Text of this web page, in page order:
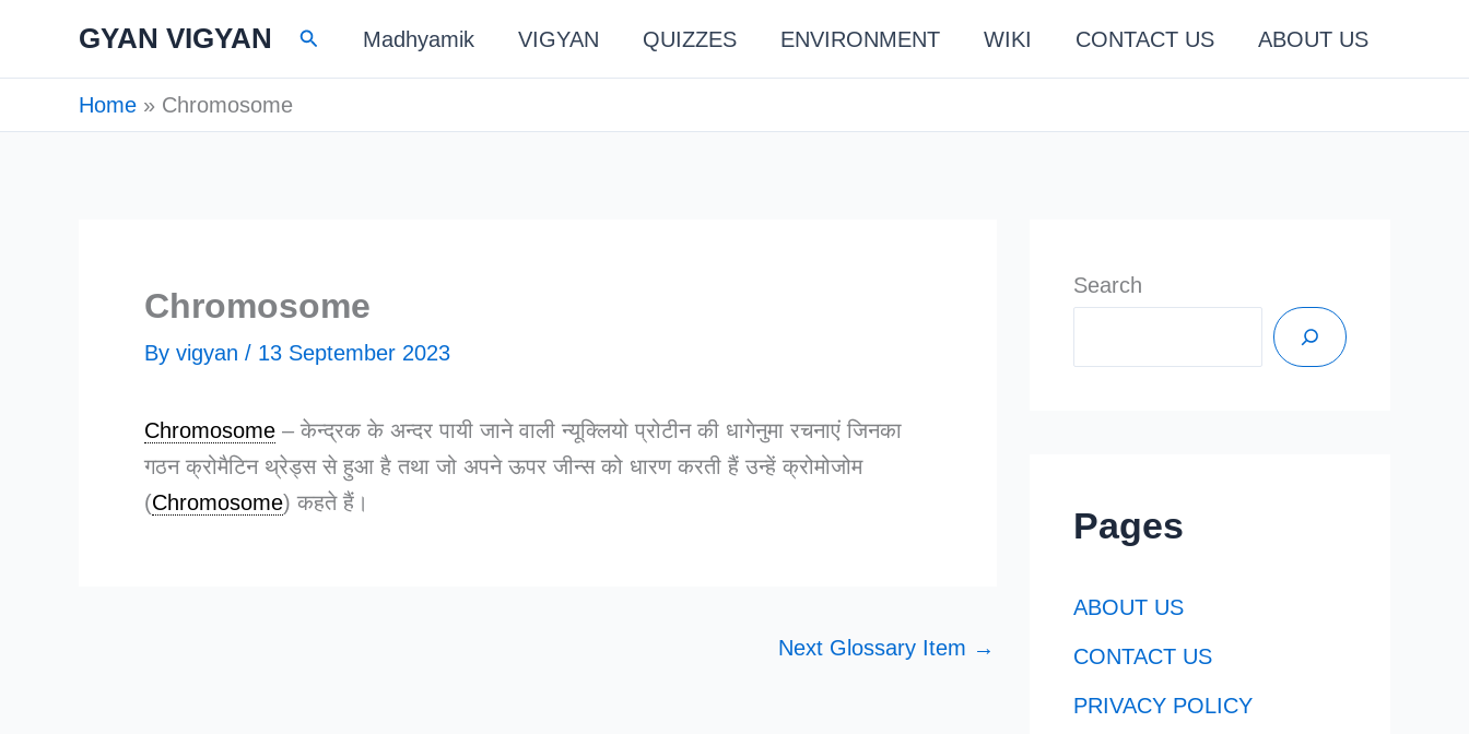
GYAN VIGYAN Search Madhyamik VIGYAN QUIZZES ENVIRONMENT WIKI CONTACT US ABOUT US
Home Chromosome
Chromosome
By vigyan / 13 September 2023
Chromosome – केन्द्रक के अन्दर पायी जाने वाली न्यूक्लियो प्रोटीन की धागेनुमा रचनाएं जिनका
गठन क्रोमैटिन थ्रेड्स से हुआ है तथा जो अपने ऊपर जीन्स को धारण करती हैं उन्हें क्रोमोजोम
(Chromosome) कहते हैं।
Next Glossary Item →
Search
Pages
ABOUT US
CONTACT US
PRIVACY POLICY